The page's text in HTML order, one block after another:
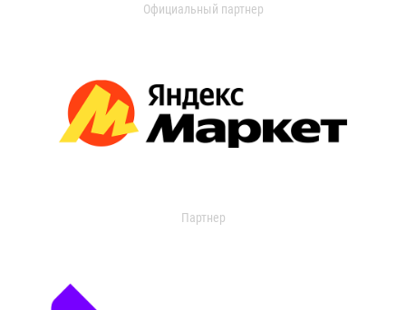
Официальный партнер
Партнер